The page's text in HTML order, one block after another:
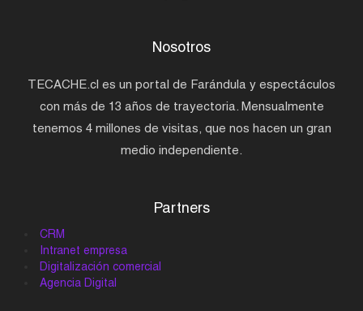
Nosotros
TECACHE.cl es un portal de Farándula y espectáculos
con más de 13 años de trayectoria. Mensualmente
tenemos 4 millones de visitas, que nos hacen un gran
medio independiente.
Partners
CRM
Intranet empresa
Digitalización comercial
Agencia Digital